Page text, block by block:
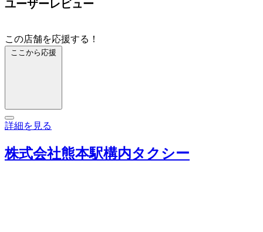
ユーザーレビュー
この店舗を応援する！
ここから応援
詳細を見る
株式会社熊本駅構内タクシー